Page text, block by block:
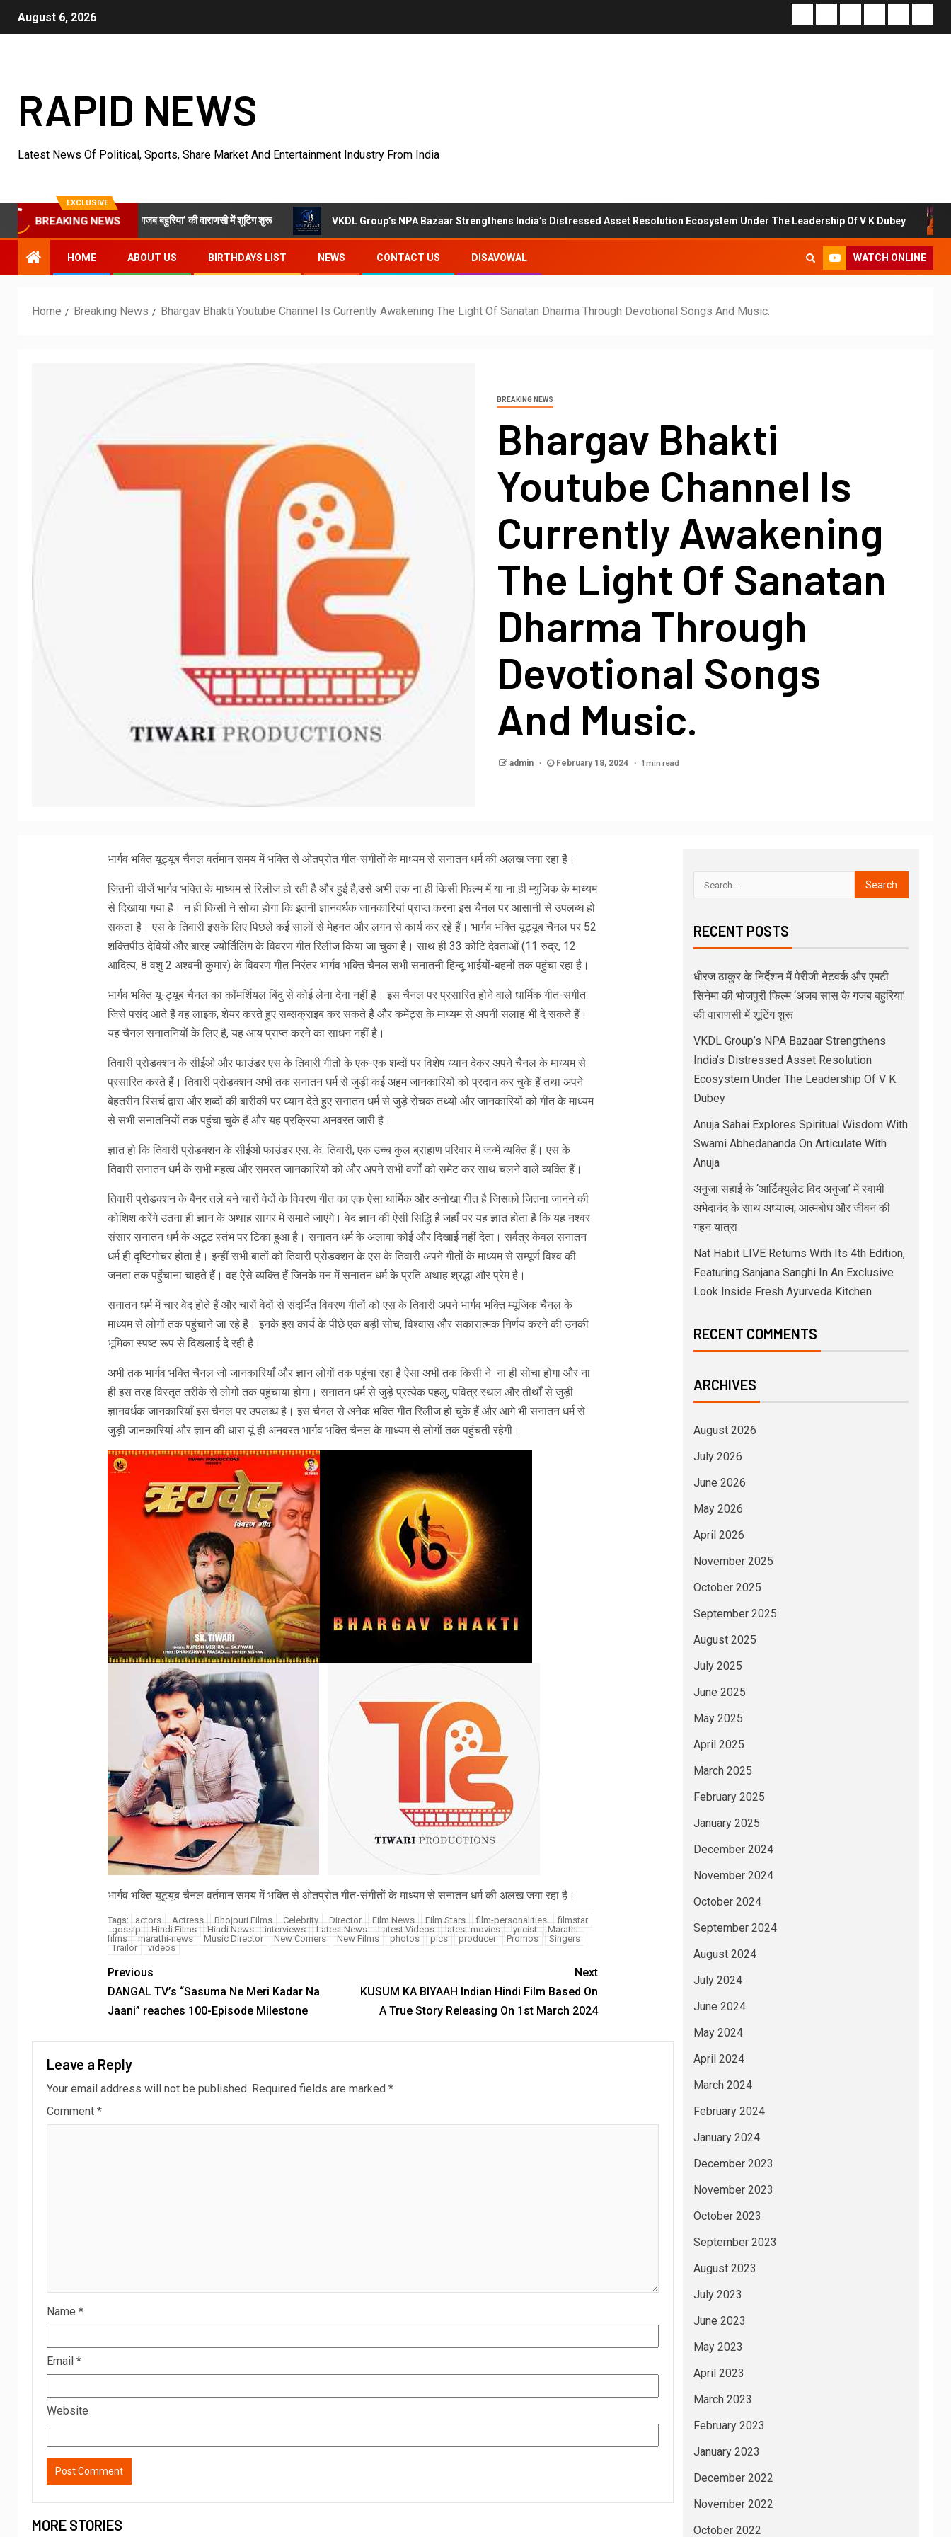
August 6, 2026
RAPID NEWS
Latest News Of Political, Sports, Share Market And Entertainment Industry From India
EXCLUSIVE
BREAKING NEWS
फिल्म ‘अजब सास के गजब बहुरिया’ की वाराणसी में शूटिंग शुरू VKDL Group’s NPA Bazaar Strengthens India’s Distressed Asset Resolution Ecosystem Under The Leadership Of V K Dubey Anuja
HOME ABOUT US BIRTHDAYS LIST NEWS CONTACT US DISAVOWAL WATCH ONLINE
Home Breaking News Bhargav Bhakti Youtube Channel Is Currently Awakening The Light Of Sanatan Dharma Through Devotional Songs And Music.
BREAKING NEWS
Bhargav Bhakti
Youtube Channel Is
Currently Awakening
The Light Of Sanatan
Dharma Through
Devotional Songs
And Music.
admin February 18, 2024 1 min read
भार्गव भक्ति यूट्यूब चैनल वर्तमान समय में भक्ति से ओतप्रोत गीत-संगीतों के माध्यम से सनातन धर्म की अलख जगा रहा है।
जितनी चीजें भार्गव भक्ति के माध्यम से रिलीज हो रही है और हुई है,उसे अभी तक ना ही किसी फिल्म में या ना ही म्युजिक के माध्यम
से दिखाया गया है। न ही किसी ने सोचा होगा कि इतनी ज्ञानवर्धक जानकारियां प्राप्त करना इस चैनल पर आसानी से उपलब्ध हो
सकता है। एस के तिवारी इसके लिए पिछले कई सालों से मेहनत और लगन से कार्य कर रहे हैं। भार्गव भक्ति यूट्यूब चैनल पर 52
शक्तिपीठ देवियों और बारह ज्योर्तिलिंग के विवरण गीत रिलीज किया जा चुका है। साथ ही 33 कोटि देवताओं (11 रुद्र, 12
आदित्य, 8 वशु 2 अश्वनी कुमार) के विवरण गीत निरंतर भार्गव भक्ति चैनल सभी सनातनी हिन्दू भाईयों-बहनों तक पहुंचा रहा है।
भार्गव भक्ति यू-ट्यूब चैनल का कॉमर्शियल बिंदु से कोई लेना देना नहीं है। इस चैनल पर प्रसारित होने वाले धार्मिक गीत-संगीत
जिसे पसंद आते हैं वह लाइक, शेयर करते हुए सब्सक्राइब कर सकते हैं और कमेंट्स के माध्यम से अपनी सलाह भी दे सकते हैं।
यह चैनल सनातनियों के लिए है, यह आय प्राप्त करने का साधन नहीं है।
तिवारी प्रोडक्शन के सीईओ और फाउंडर एस के तिवारी गीतों के एक-एक शब्दों पर विशेष ध्यान देकर अपने चैनल के माध्यम से
प्रसारित करते हैं। तिवारी प्रोडक्शन अभी तक सनातन धर्म से जुड़ी कई अहम जानकारियों को प्रदान कर चुके हैं तथा अपने
बेहतरीन रिसर्च द्वारा और शब्दों की बारीकी पर ध्यान देते हुए सनातन धर्म से जुड़े रोचक तथ्यों और जानकारियों को गीत के माध्यम
से सभी सनातनियों तक पहुंचा चुके हैं और यह प्रक्रिया अनवरत जारी है।
ज्ञात हो कि तिवारी प्रोडक्शन के सीईओ फाउंडर एस. के. तिवारी, एक उच्च कुल ब्राहाण परिवार में जन्में व्यक्ति हैं। एस के
तिवारी सनातन धर्म के सभी महत्व और समस्त जानकारियों को और अपने सभी वर्णों को समेट कर साथ चलने वाले व्यक्ति हैं।
तिवारी प्रोडक्शन के बैनर तले बने चारों वेदों के विवरण गीत का एक ऐसा धार्मिक और अनोखा गीत है जिसको जितना जानने की
कोशिश करेंगे उतना ही ज्ञान के अथाह सागर में समाते जाएंगे। वेद ज्ञान की ऐसी सिद्धि है जहाँ पर यह ज्ञात होता है कि यह नश्वर
संसार सनातन धर्म के अटूट स्तंभ पर टिका हुआ है। सनातन धर्म के अलावा कोई और दिखाई नहीं देता। सर्वत्र केवल सनातन
धर्म ही दृष्टिगोचर होता है। इन्हीं सभी बातों को तिवारी प्रोडक्शन के एस के तिवारी अपने गीतों के माध्यम से सम्पूर्ण विश्व की
जनता तक पहुँचाना चाहते हैं। वह ऐसे व्यक्ति हैं जिनके मन में सनातन धर्म के प्रति अथाह श्रद्धा और प्रेम है।
सनातन धर्म में चार वेद होते हैं और चारों वेदों से संदर्भित विवरण गीतों को एस के तिवारी अपने भार्गव भक्ति म्यूजिक चैनल के
माध्यम से लोगों तक पहुंचाने जा रहे हैं। इनके इस कार्य के पीछे एक बड़ी सोच, विश्वास और सकारात्मक निर्णय करने की उनकी
भूमिका स्पष्ट रूप से दिखलाई दे रही है।
अभी तक भार्गव भक्ति चैनल जो जानकारियाँ और ज्ञान लोगों तक पहुंचा रहा है ऐसा अभी तक किसी ने ना ही सोचा होगा और ना
ही इस तरह विस्तृत तरीके से लोगों तक पहुंचाया होगा। सनातन धर्म से जुड़े प्रत्येक पहलु, पवित्र स्थल और तीर्थों से जुड़ी
ज्ञानवर्धक जानकारियाँ इस चैनल पर उपलब्ध है। इस चैनल से अनेक भक्ति गीत रिलीज हो चुके हैं और आगे भी सनातन धर्म से
जुड़ी जानकारियां और ज्ञान की धारा यूं ही अनवरत भार्गव भक्ति चैनल के माध्यम से लोगों तक पहुंचती रहेगी।
भार्गव भक्ति यूट्यूब चैनल वर्तमान समय में भक्ति से ओतप्रोत गीत-संगीतों के माध्यम से सनातन धर्म की अलख जगा रहा है।
Tags: actors Actress Bhojpuri Films Celebrity Director Film News Film Stars film-personalities
filmstar
gossip
Hindi Films Hindi News interviews Latest News Latest Videos latest-movies lyricist
Marathi-
films
marathi-news Music Director New Comers New Films photos pics producer Promos
Singers
Trailor
videos
Previous
DANGAL TV’s “Sasuma Ne Meri Kadar Na
Jaani” reaches 100-Episode Milestone
Next
KUSUM KA BIYAAH Indian Hindi Film Based On
A True Story Releasing On 1st March 2024
Leave a Reply
Your email address will not be published. Required fields are marked *
Comment *
Name *
Email *
Website
MORE STORIES
RECENT POSTS
धीरज ठाकुर के निर्देशन में पेरीजी नेटवर्क और एमटी
सिनेमा की भोजपुरी फिल्म ‘अजब सास के गजब बहुरिया’
की वाराणसी में शूटिंग शुरू
VKDL Group’s NPA Bazaar Strengthens
India’s Distressed Asset Resolution
Ecosystem Under The Leadership Of V K
Dubey
Anuja Sahai Explores Spiritual Wisdom With
Swami Abhedananda On Articulate With
Anuja
अनुजा सहाई के ‘आर्टिक्युलेट विद अनुजा’ में स्वामी
अभेदानंद के साथ अध्यात्म, आत्मबोध और जीवन की
गहन यात्रा
Nat Habit LIVE Returns With Its 4th Edition,
Featuring Sanjana Sanghi In An Exclusive
Look Inside Fresh Ayurveda Kitchen
RECENT COMMENTS
ARCHIVES
August 2026
July 2026
June 2026
May 2026
April 2026
November 2025
October 2025
September 2025
August 2025
July 2025
June 2025
May 2025
April 2025
March 2025
February 2025
January 2025
December 2024
November 2024
October 2024
September 2024
August 2024
July 2024
June 2024
May 2024
April 2024
March 2024
February 2024
January 2024
December 2023
November 2023
October 2023
September 2023
August 2023
July 2023
June 2023
May 2023
April 2023
March 2023
February 2023
January 2023
December 2022
November 2022
October 2022